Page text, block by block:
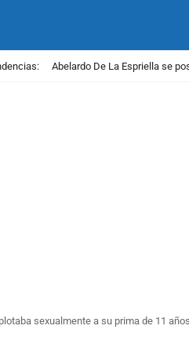
Abelardo De La Espriella se
sexualmente a su prima de 11